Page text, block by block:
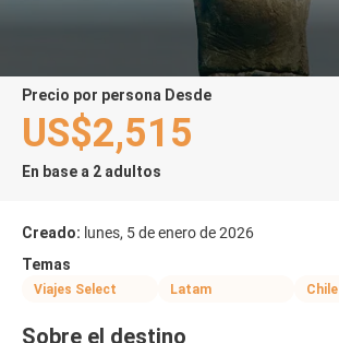
precio por persona Desde
US$2,515
En base a 2 adultos
Creado: lunes, 5 de enero de 2026
Temas
Viajes Select Latam Chile
Sobre el destino